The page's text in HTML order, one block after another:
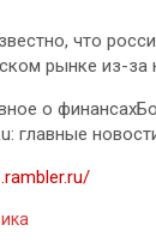
что
рынке из-за
о
главные